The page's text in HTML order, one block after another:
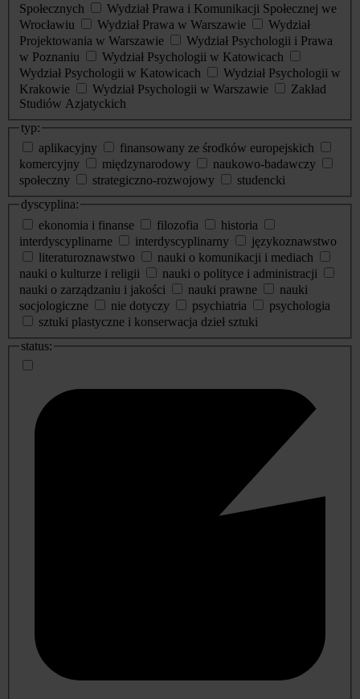
Społecznych
Wydział Prawa i Komunikacji Społecznej we
Wrocławiu
Wydział Prawa w Warszawie
Wydział
Projektowania w Warszawie
Wydział Psychologii i Prawa
w Poznaniu
Wydział Psychologii w Katowicach
Wydział Psychologii w Katowicach
Wydział Psychologii w
Krakowie
Wydział Psychologii w Warszawie
Zakład
Studiów Azjatyckich
typ:
aplikacyjny
finansowany ze środków europejskich
komercyjny
międzynarodowy
naukowo-badawczy
społeczny
strategiczno-rozwojowy
studencki
dyscyplina:
ekonomia i finanse
filozofia
historia
interdyscyplinarne
interdyscyplinarny
językoznawstwo
literaturoznawstwo
nauki o komunikacji i mediach
nauki o kulturze i religii
nauki o polityce i administracji
nauki o zarządzaniu i jakości
nauki prawne
nauki
socjologiczne
nie dotyczy psychiatria
psychologia
sztuki plastyczne i konserwacja dzieł sztuki
status: